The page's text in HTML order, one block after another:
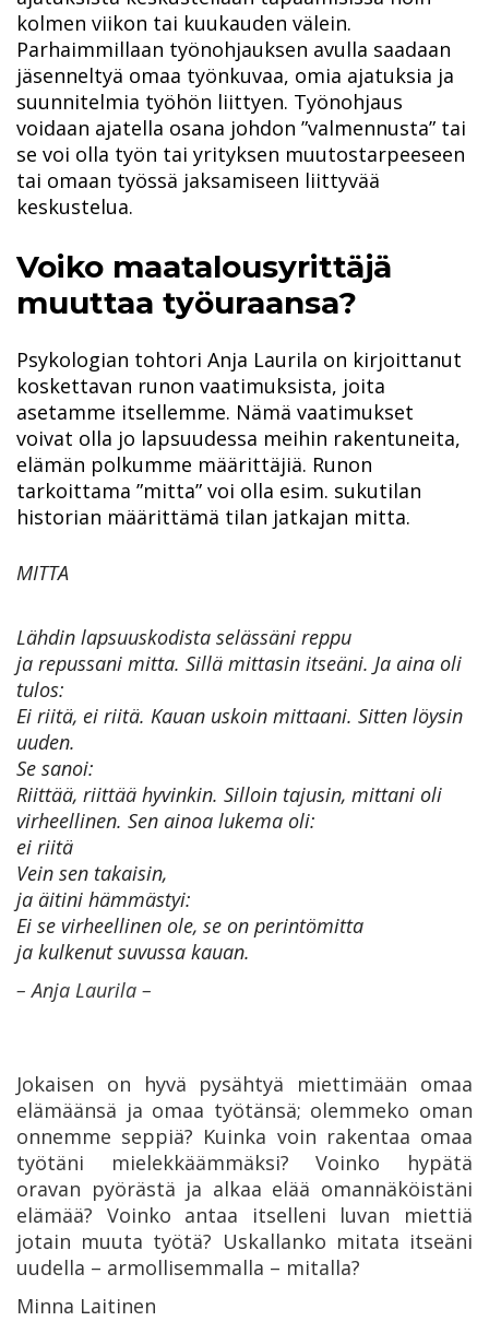
kolmen viikon tai kuukauden välein.
Parhaimmillaan työnohjauksen avulla saadaan
jäsenneltyä omaa työnkuvaa, omia ajatuksia ja
suunnitelmia työhön liittyen. Työnohjaus
voidaan ajatella osana johdon ”valmennusta” tai
se voi olla työn tai yrityksen muutostarpeeseen
tai omaan työssä jaksamiseen liittyvää
keskustelua.
Voiko maatalousyrittäjä
muuttaa työuraansa?
Psykologian tohtori Anja Laurila on kirjoittanut
koskettavan runon vaatimuksista, joita
asetamme itsellemme. Nämä vaatimukset
voivat olla jo lapsuudessa meihin rakentuneita,
elämän polkumme määrittäjiä. Runon
tarkoittama ”mitta” voi olla esim. sukutilan
historian määrittämä tilan jatkajan mitta.
MITTA
Lähdin lapsuuskodista selässäni reppu
ja repussani mitta. Sillä mittasin itseäni. Ja aina oli
tulos:
Ei riitä, ei riitä. Kauan uskoin mittaani. Sitten löysin
uuden.
Se sanoi:
Riittää, riittää hyvinkin. Silloin tajusin, mittani oli
virheellinen. Sen ainoa lukema oli:
ei riitä
Vein sen takaisin,
ja äitini hämmästyi:
Ei se virheellinen ole, se on perintömitta
ja kulkenut suvussa kauan.
– Anja Laurila –
Jokaisen on hyvä pysähtyä miettimään omaa
elämäänsä ja omaa työtänsä; olemmeko oman
onnemme seppiä? Kuinka voin rakentaa omaa
työtäni mielekkäämmäksi? Voinko hypätä
oravan pyörästä ja alkaa elää omannäköistäni
elämää? Voinko antaa itselleni luvan miettiä
jotain muuta työtä? Uskallanko mitata itseäni
uudella – armollisemmalla – mitalla?
Minna Laitinen